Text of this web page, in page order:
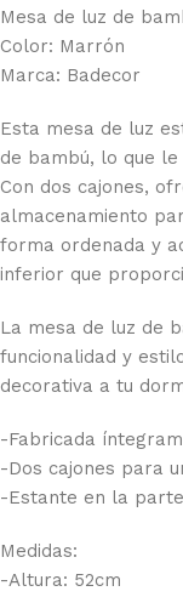
Mesa de luz de
Color: Marrón
Marca: Badecor
Esta mesa de luz
de bambú, lo que
Con dos cajones,
almacenamiento
forma ordenada y
inferior que
La mesa de luz de
funcionalidad y
decorativa a tu
-Fabricada
-Dos cajones para
-Estante en la
Medidas:
-Altura: 52cm